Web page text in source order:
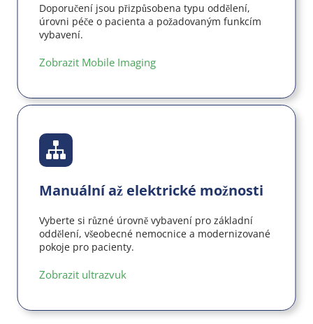
Doporučení jsou přizpůsobena typu oddělení,
úrovni péče o pacienta a požadovaným funkcím
vybavení.
Zobrazit Mobile Imaging
Manuální až elektrické možnosti
Vyberte si různé úrovně vybavení pro základní
oddělení, všeobecné nemocnice a modernizované
pokoje pro pacienty.
Zobrazit ultrazvuk